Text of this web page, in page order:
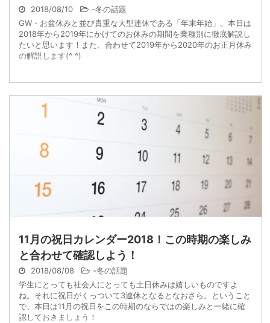
2018/08/10 -冬の話題
GW・お盆休みと並び貴重な大型連休である「年末年始」。本日は
2018年から2019年にかけてのお休みの期間を業種別に徹底解説し
たいと思います！また、合わせて2019年から2020年のお正月休み
の解説します(^ ^)
11月の祝日カレンダー2018！この時期の楽しみ
と合わせて確認しよう！
2018/08/08 -冬の話題
学生にとっても社会人にとっても土日休みは嬉しいものですよ
ね。それに祝日がくっついて3連休となるとなおさら。ということ
で、本日は11月の祝日をこの時期のならではの楽しみと一緒に確
認しておきましょう！